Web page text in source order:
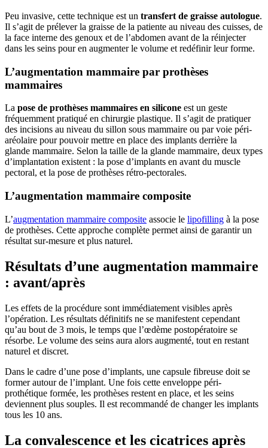
Peu invasive, cette technique est un transfert de graisse autologue.
Il s’agit de prélever la graisse de la patiente au niveau des cuisses, de
la face interne des genoux et de l’abdomen avant de la réinjecter
dans les seins pour en augmenter le volume et redéfinir leur forme.
L’augmentation mammaire par prothèses
mammaires
La pose de prothèses mammaires en silicone est un geste
fréquemment pratiqué en chirurgie plastique. Il s’agit de pratiquer
des incisions au niveau du sillon sous mammaire ou par voie péri-
aréolaire pour pouvoir mettre en place des implants derrière la
glande mammaire. Selon la taille de la glande mammaire, deux types
d’implantation existent : la pose d’implants en avant du muscle
pectoral, et la pose de prothèses rétro-pectorales.
L’augmentation mammaire composite
L’augmentation mammaire composite associe le lipofilling à la pose
de prothèses. Cette approche complète permet ainsi de garantir un
résultat sur-mesure et plus naturel.
Résultats d’une augmentation mammaire
: avant/après
Les effets de la procédure sont immédiatement visibles après
l’opération. Les résultats définitifs ne se manifestent cependant
qu’au bout de 3 mois, le temps que l’œdème postopératoire se
résorbe. Le volume des seins aura alors augmenté, tout en restant
naturel et discret.
Dans le cadre d’une pose d’implants, une capsule fibreuse doit se
former autour de l’implant. Une fois cette enveloppe péri-
prothétique formée, les prothèses restent en place, et les seins
deviennent plus souples. Il est recommandé de changer les implants
tous les 10 ans.
La convalescence et les cicatrices après